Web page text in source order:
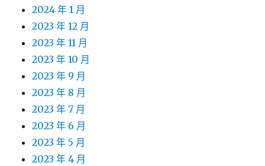
2024 年 1 月
2023 年 12 月
2023 年 11 月
2023 年 10 月
2023 年 9 月
2023 年 8 月
2023 年 7 月
2023 年 6 月
2023 年 5 月
2023 年 4 月